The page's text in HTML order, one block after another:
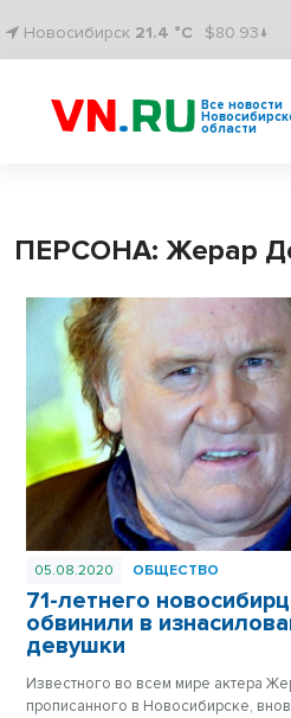
Новосибирск 21.4 °C $80.93↓
Все новости
области
ПЕРСОНА: Жерар
05.08.2020 ОБЩЕСТВО
71-летнего
обвинили в
девушки
Известного во всем мире актера
прописанного в Новосибирске,